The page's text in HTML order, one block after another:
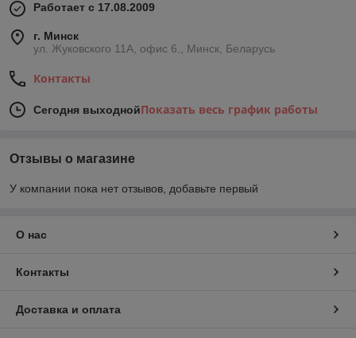
Работает с 17.08.2009
г. Минск
ул. Жуковского 11А, офис 6., Минск, Беларусь
Контакты
Сегодня выходнойПоказать весь график работы
Отзывы о магазине
У компании пока нет отзывов, добавьте первый
О нас
Контакты
Доставка и оплата